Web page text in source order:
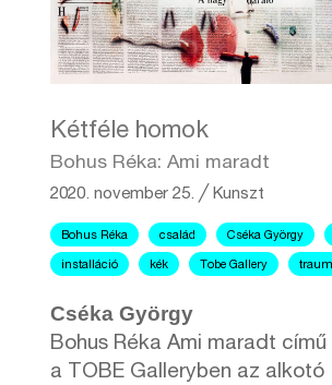
Kétféle homok
Bohus Réka: Ami maradt
2020. november 25. ╱ Kunszt
Bohus Réka család Cséka György
installáció kék Tobe Gallery
Cséka György
Bohus Réka Ami maradt
a TOBE Galleryben az alkotó